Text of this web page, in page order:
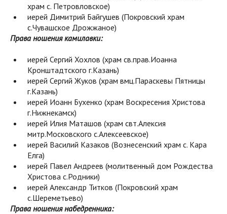
храм с. Петровловское)
иерей Димитрий Байгушев (Покровский храм
с.Чувашское Дрожжаное)
Права ношения камилавки:
иерей Сергий Хохлов (храм св.прав.Иоанна
Кронштадтского г.Казань)
иерей Сергий Жуков (храм вмц.Параскевы Пятницы
г.Казань)
иерей Иоанн Бухенко (храм Воскресения Христова
г.Нижнекамск)
иерей Илия Маташов (храм свт.Алексия
митр.Московского с.Алексеевское)
иерей Василий Казаков (Вознесенский храм с. Кара
Елга)
иерей Павел Андреев (молитвенный дом Рождества
Христова с.Родники)
иерей Александр Титков (Покровский храм
с.Шереметьево)
Права ношения набедренника: